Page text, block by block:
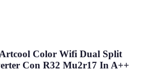
Color Wifi Dual Split
Con R32 Mu2r17 In A++